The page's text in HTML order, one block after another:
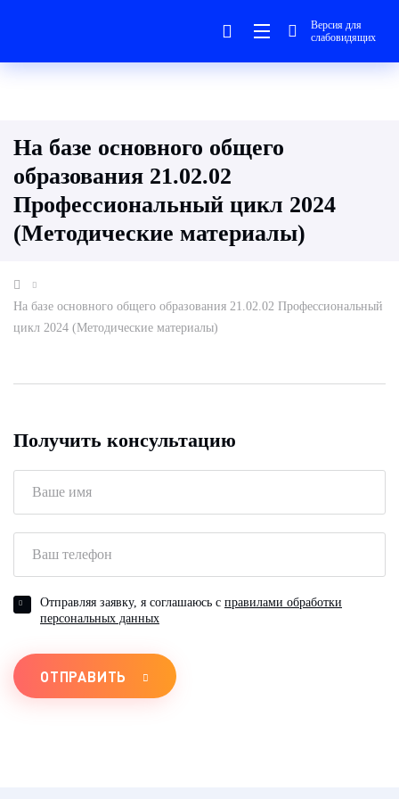
Версия для
слабовидящих
На базе основного общего
образования 21.02.02
Профессиональный цикл 2024
(Методические материалы)
На базе основного общего образования 21.02.02 Профессиональный
цикл 2024 (Методические материалы)
Получить консультацию
Отправляя заявку, я соглашаюсь с правилами обработки
персональных данных
ОТПРАВИТЬ